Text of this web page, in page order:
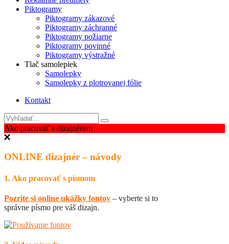
Piktogramy
Piktogramy zákazové
Piktogramy záchranné
Piktogramy požiarne
Piktogramy povinné
Piktogramy výstražné
Tlač samolepiek
Samolepky
Samolepky z plotrovanej fólie
Kontakt
Ako pracovať s dizajnérom
ONLINE dizajnér – návody
1. Ako pracovať s písmom
Pozrite si online ukážky fontov – vyberte si to
správne písmo pre váš dizajn.